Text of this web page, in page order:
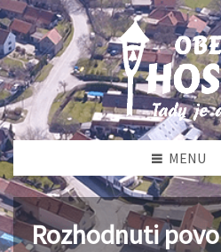
MENU
Rozhodnuti